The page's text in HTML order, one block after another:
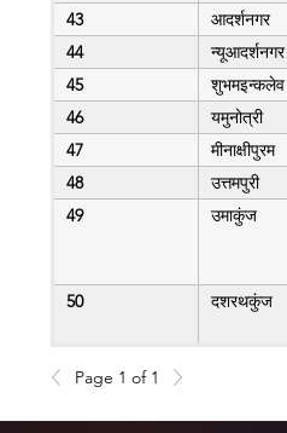
43
आदर्शनगर
44
न्यूआदर्शनगर
45
शुभमइन्कलेव
46
यमुनोत्री
47
मीनाक्षीपुरम
48
उत्तमपुरी
49
उमाकुंज
50
दशरथकुंज
Page 1 of 1